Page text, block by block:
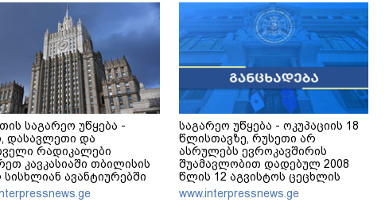
საგარეო უწყება -
დასავლეთი და
რადიკალები
კავკასიაში თბილისის
ავანტიურებში
ცდილობენ
საგარეო უწყება - ოკუპაციის 18
წლისთავზე, რუსეთი არ
ასრულებს ევროკავშირის
შუამავლობით დადებულ 2008
წლის 12 აგვისტოს ცეცხლის
შეწყვეტის შეთანხმებას - მეტიც,
აფართოებს საკუთარ უკანონო
www.interpressnews.ge